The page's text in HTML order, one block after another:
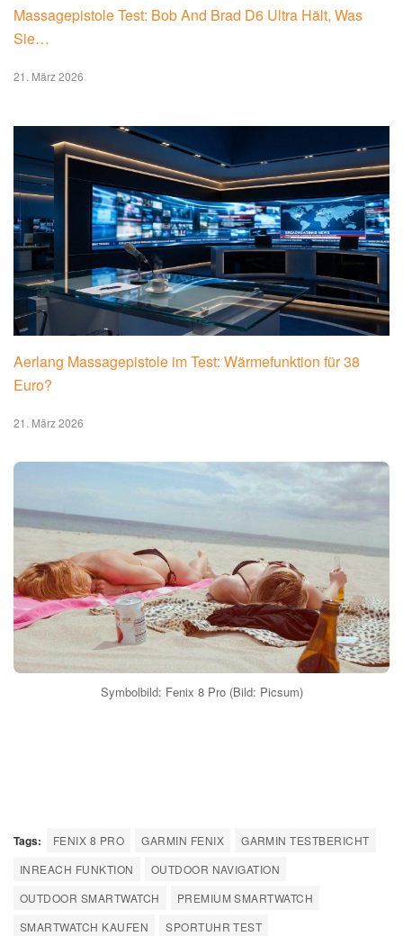
Massagepistole Test: Bob And Brad D6 Ultra Hält, Was
Sie…
21. März 2026
Aerlang Massagepistole im Test: Wärmefunktion für 38
Euro?
21. März 2026
Symbolbild: Fenix 8 Pro (Bild: Picsum)
Tags: FENIX 8 PRO GARMIN FENIX
GARMIN TESTBERICHT
INREACH FUNKTION
OUTDOOR NAVIGATION
OUTDOOR SMARTWATCH
PREMIUM SMARTWATCH
SMARTWATCH KAUFEN
SPORTUHR TEST